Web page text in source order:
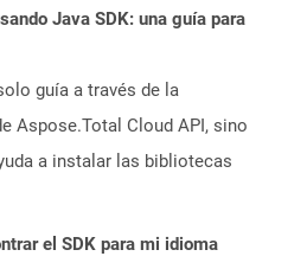
Java SDK: una guía para
guía a través de la
Aspose.Total Cloud API, sino
a instalar las bibliotecas
el SDK para mi idioma